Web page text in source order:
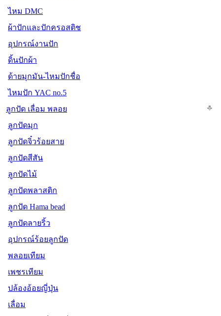
ไหม DMC
ผ้าปักและปักครอสติช
อุปกรณ์งานปัก
ดิ้นปักผ้า
ด้ายมุกมัน-ไหมปักชื่อ
ไหมปัก YAC no.5
ลูกปัด เลื่อม พลอย
ลูกปัดมุก
ลูกปัดจิ๋วร้อยสาย
ลูกปัดสีสัน
ลูกปัดไม้
ลูกปัดพลาสติก
ลูกปัด Hama bead
ลูกปัดลายริ้ว
อุปกรณ์ร้อยลูกปัด
พลอยเทียม
เพชรเทียม
ปล้องอ้อยญี่ปุ่น
เลื่อม